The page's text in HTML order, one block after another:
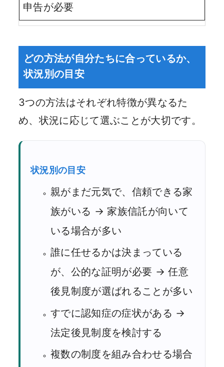
申告が必要
どの方法が自分たちに合っているか、
状況別の目安
3つの方法はそれぞれ特徴が異なるた
め、状況に応じて選ぶことが大切です。
状況別の目安
親がまだ元気で、信頼できる家
族がいる → 家族信託が向いて
いる場合が多い
誰に任せるかは決まっている
が、公的な証明が必要 → 任意
後見制度が選ばれることが多い
すでに認知症の症状がある →
法定後見制度を検討する
複数の制度を組み合わせる場合